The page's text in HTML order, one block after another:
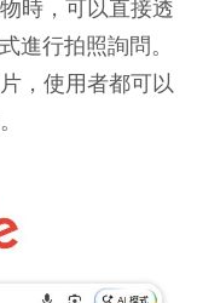
時，可以直接透
進行拍照詢問。
，使用者都可以